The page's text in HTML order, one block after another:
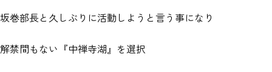
坂巻部長と久しぶりに活動しようと言う事になり
解禁間もない『中禅寺湖』を選択